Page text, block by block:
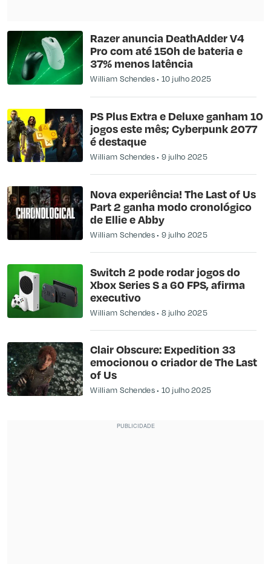
Razer anuncia DeathAdder V4
Pro com até 150h de bateria e
37% menos latência
William Schendes 10 julho 2025
PS Plus Extra e Deluxe ganham 10
jogos este mês; Cyberpunk 2077
é destaque
William Schendes 9 julho 2025
Nova experiência! The Last of Us
Part 2 ganha modo cronológico
de Ellie e Abby
William Schendes 9 julho 2025
Switch 2 pode rodar jogos do
Xbox Series S a 60 FPS, afirma
executivo
William Schendes 8 julho 2025
Clair Obscure: Expedition 33
emocionou o criador de The Last
of Us
William Schendes 10 julho 2025